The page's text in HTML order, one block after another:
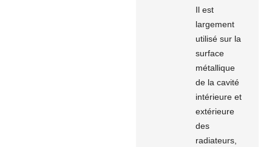
Il est
largement
utilisé sur la
surface
métallique
de la cavité
intérieure et
extérieure
des
radiateurs,